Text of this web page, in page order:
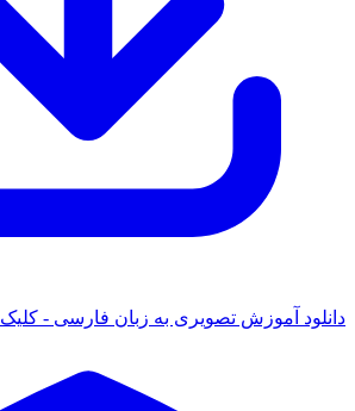
آموزش تصویری به زبان فارسی - کلیک کنید